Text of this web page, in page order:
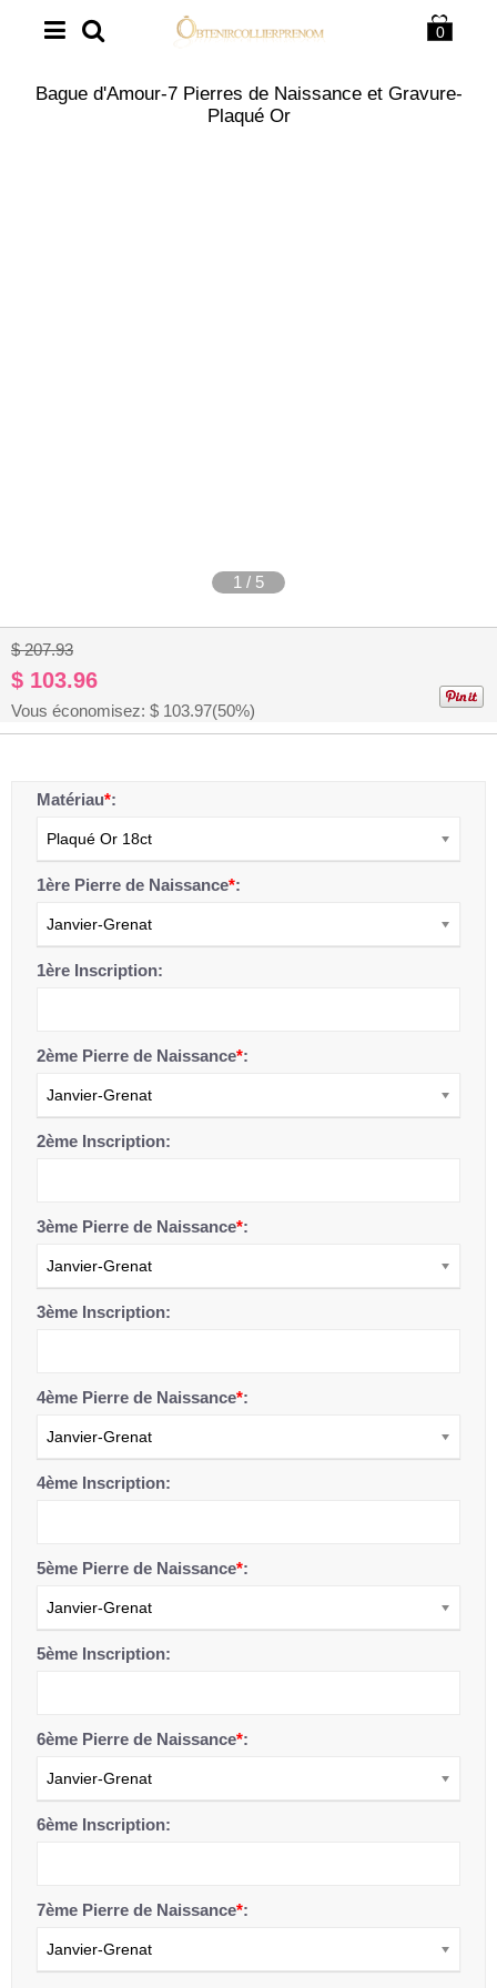
0
Bague d'Amour-7 Pierres de Naissance et Gravure-
Plaqué Or
1 / 5
$ 207.93
$ 103.96
Vous économisez: $ 103.97(50%)
Matériau*:
Plaqué Or 18ct
1ère Pierre de Naissance*:
Janvier-Grenat
1ère Inscription:
2ème Pierre de Naissance*:
Janvier-Grenat
2ème Inscription:
3ème Pierre de Naissance*:
Janvier-Grenat
3ème Inscription:
4ème Pierre de Naissance*:
Janvier-Grenat
4ème Inscription:
5ème Pierre de Naissance*:
Janvier-Grenat
5ème Inscription:
6ème Pierre de Naissance*:
Janvier-Grenat
6ème Inscription:
7ème Pierre de Naissance*:
Janvier-Grenat